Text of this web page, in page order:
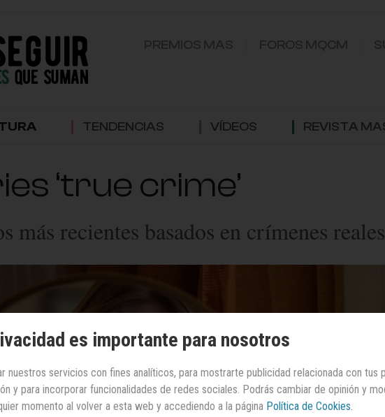
TENDENCIAS VÍDEOS REVISTA
‘true crime’
más recientes basados en crímenes reales
es importante para nosotros
servicios con fines analíticos, para mostrarte publicidad relacionada con tus
y para incorporar funcionalidades de redes sociales. Podrás cambiar de opinión y
momento al volver a esta web y accediendo a la página Política de Cookies.